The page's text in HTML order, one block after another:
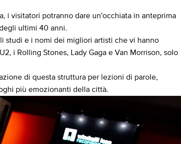
i visitatori potranno dare un'occhiata in anteprima
ultimi 40 anni.
studi e i nomi dei migliori artisti che vi hanno
i Rolling Stones, Lady Gaga e Van Morrison, solo
di questa struttura per lezioni di parole,
più emozionanti della città.